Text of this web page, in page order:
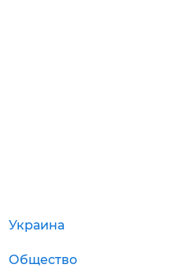
Украина
Общество